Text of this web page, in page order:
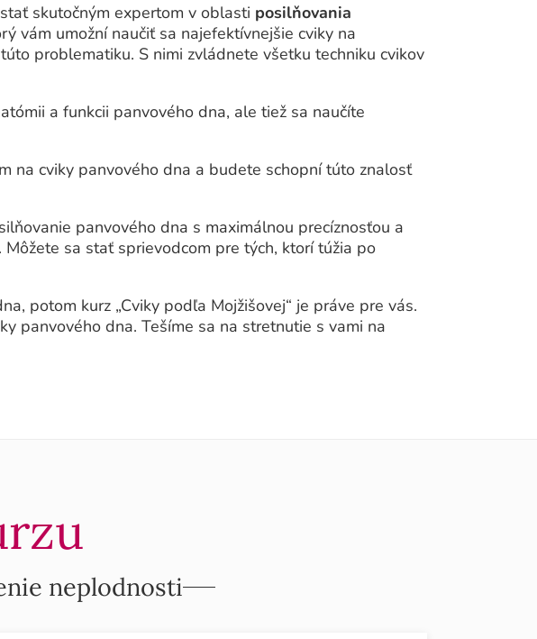
skutočným expertom v oblasti posilňovania
vám umožní naučiť sa najefektívnejšie cviky na
problematiku. S nimi zvládnete všetku techniku cvikov
a funkcii panvového dna, ale tiež sa naučíte
na cviky panvového dna a budete schopní túto znalosť
panvového dna s maximálnou precíznosťou a
sa stať sprievodcom pre tých, ktorí túžia po
potom kurz „Cviky podľa Mojžišovej“ je práve pre vás.
panvového dna. Tešíme sa na stretnutie s vami na
neplodnosti